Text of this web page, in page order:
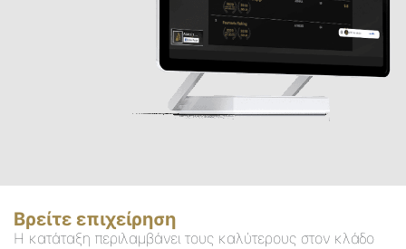
Βρείτε επιχείρηση
Η κατάταξη περιλαμβάνει τους καλύτερους στον κλάδο